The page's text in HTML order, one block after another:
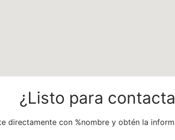
¿Listo para
directamente con %nombre y obtén la